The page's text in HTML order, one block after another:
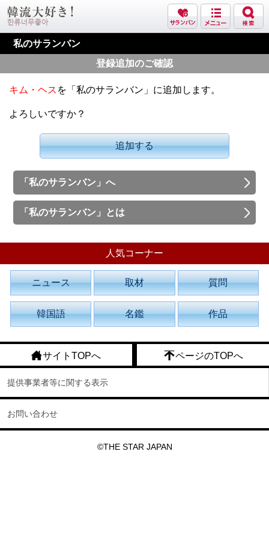
私のサランバン
登録追加のご確認
キム・ヘス を「私のサランバン」に追加します。
よろしいですか？
追加する
「私のサランバン」へ
「私のサランバン」とは
人気コーナー
ニュース 取材 質問
韓国語 名鑑 作品
サイトTOPへ ページのTOPへ
提供事業者等に関する表示
お問い合わせ
©THE STAR JAPAN